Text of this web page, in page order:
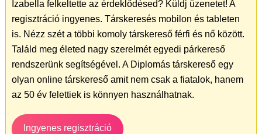
Izabella felkeltette az érdeklődésed? Küldj üzenetet! A
regisztráció ingyenes. Társkeresés mobilon és tableten
is. Nézz szét a többi komoly társkereső férfi és nő között.
Találd meg életed nagy szerelmét egyedi párkereső
rendszerünk segítségével. A Diplomás társkereső egy
olyan online társkereső amit nem csak a fiatalok, hanem
az 50 év felettiek is könnyen használhatnak.
Ingyenes regisztráció